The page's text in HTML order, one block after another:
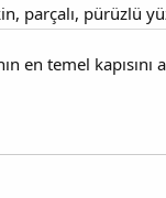
parçalı, pürüzlü
en temel kapısını